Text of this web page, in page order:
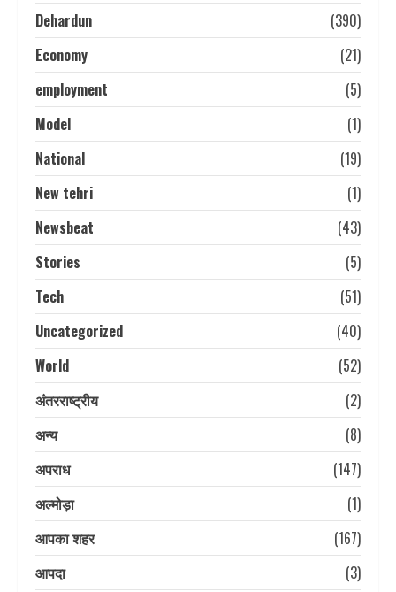
Dehardun
(390)
Economy
(21)
employment
(5)
Model
(1)
National
(19)
New tehri
(1)
Newsbeat
(43)
Stories
(5)
Tech
(51)
Uncategorized
(40)
World
(52)
अंतरराष्ट्रीय
(2)
अन्य
(8)
अपराध
(147)
अल्मोड़ा
(1)
आपका शहर
(167)
आपदा
(3)